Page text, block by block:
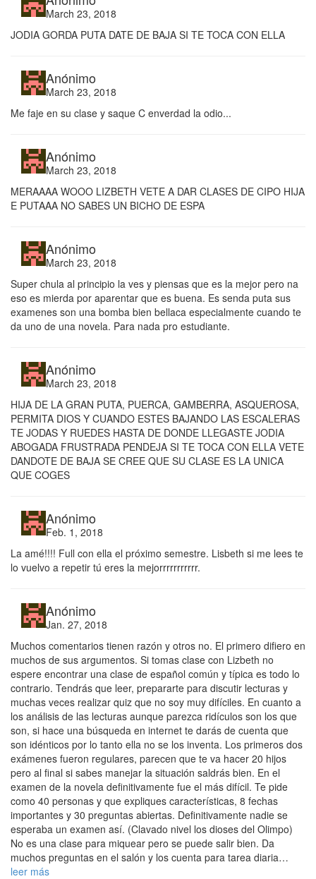
March 23, 2018
JODIA GORDA PUTA DATE DE BAJA SI TE TOCA CON ELLA
Anónimo
March 23, 2018
Me faje en su clase y saque C enverdad la odio...
Anónimo
March 23, 2018
MERAAAA WOOO LIZBETH VETE A DAR CLASES DE CIPO HIJA
E PUTAAA NO SABES UN BICHO DE ESPA
Anónimo
March 23, 2018
Super chula al principio la ves y piensas que es la mejor pero na
eso es mierda por aparentar que es buena. Es senda puta sus
examenes son una bomba bien bellaca especialmente cuando te
da uno de una novela. Para nada pro estudiante.
Anónimo
March 23, 2018
HIJA DE LA GRAN PUTA, PUERCA, GAMBERRA, ASQUEROSA,
PERMITA DIOS Y CUANDO ESTES BAJANDO LAS ESCALERAS
TE JODAS Y RUEDES HASTA DE DONDE LLEGASTE JODIA
ABOGADA FRUSTRADA PENDEJA SI TE TOCA CON ELLA VETE
DANDOTE DE BAJA SE CREE QUE SU CLASE ES LA UNICA
QUE COGES
Anónimo
Feb. 1, 2018
La amé!!!! Full con ella el próximo semestre. Lisbeth si me lees te
lo vuelvo a repetir tú eres la mejorrrrrrrrrrr.
Anónimo
Jan. 27, 2018
Muchos comentarios tienen razón y otros no. El primero difiero en
muchos de sus argumentos. Si tomas clase con Lizbeth no
espere encontrar una clase de español común y típica es todo lo
contrario. Tendrás que leer, prepararte para discutir lecturas y
muchas veces realizar quiz que no soy muy difíciles. En cuanto a
los análisis de las lecturas aunque parezca ridículos son los que
son, si hace una búsqueda en internet te darás de cuenta que
son idénticos por lo tanto ella no se los inventa. Los primeros dos
exámenes fueron regulares, parecen que te va hacer 20 hijos
pero al final si sabes manejar la situación saldrás bien. En el
examen de la novela definitivamente fue el más difícil. Te pide
como 40 personas y que expliques características, 8 fechas
importantes y 30 preguntas abiertas. Definitivamente nadie se
esperaba un examen así. (Clavado nivel los dioses del Olimpo)
No es una clase para miquear pero se puede salir bien. Da
muchos preguntas en el salón y los cuenta para tarea diaria…
leer más